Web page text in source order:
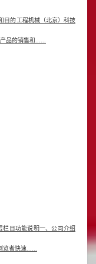
目的工程机械（北京）科技
品的销售和......
栏目功能说明一、公司介绍
者快速......